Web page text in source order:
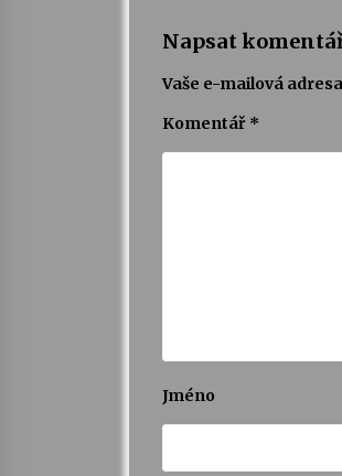
Napsat
Vaše e-mailová
Komentář *
Jméno